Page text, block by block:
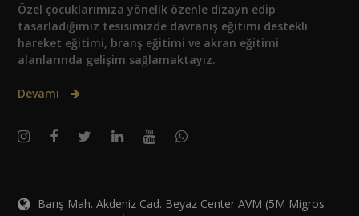
Özel çocuklarımıza yönelik özenle dizayn edip
tasarladığımız tesisimizde davranış eğitimi destekli
hareket eğitimi, branş eğitimi ve akran eğitimi
alanlarında gelişim sağlamaktayız.
Devamı
Barış Mah. Akdeniz Cad. Beyaz Center AVM (5M Migros